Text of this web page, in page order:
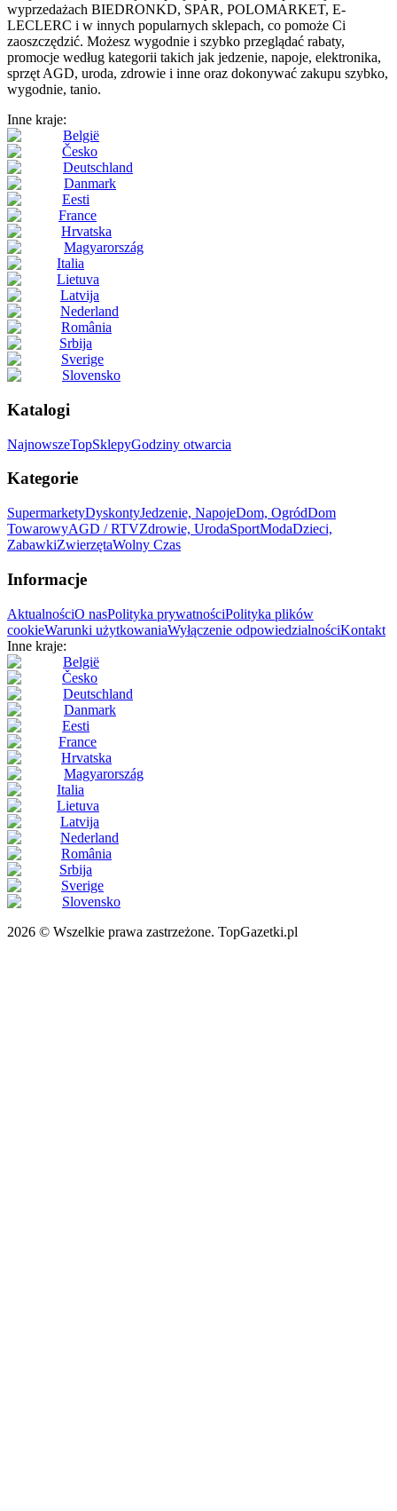
wyprzedażach BIEDRONKD, SPAR, POLOMARKET, E-
LECLERC i w innych popularnych sklepach, co pomoże Ci
zaoszczędzić. Możesz wygodnie i szybko przeglądać rabaty,
promocje według kategorii takich jak jedzenie, napoje, elektronika,
sprzęt AGD, uroda, zdrowie i inne oraz dokonywać zakupu szybko,
wygodnie, tanio.
Inne kraje:
België
Česko
Deutschland
Danmark
Eesti
France
Hrvatska
Magyarország
Italia
Lietuva
Latvija
Nederland
România
Srbija
Sverige
Slovensko
Katalogi
NajnowszeTopSklepyGodziny otwarcia
Kategorie
SupermarketyDyskontyJedzenie, NapojeDom, OgródDom
TowarowyAGD / RTVZdrowie, UrodaSportModaDzieci,
ZabawkiZwierzętaWolny Czas
Informacje
AktualnościO nasPolityka prywatnościPolityka plików
cookieWarunki użytkowaniaWyłączenie odpowiedzialnościKontakt
Inne kraje:
België
Česko
Deutschland
Danmark
Eesti
France
Hrvatska
Magyarország
Italia
Lietuva
Latvija
Nederland
România
Srbija
Sverige
Slovensko
2026 © Wszelkie prawa zastrzeżone. TopGazetki.pl